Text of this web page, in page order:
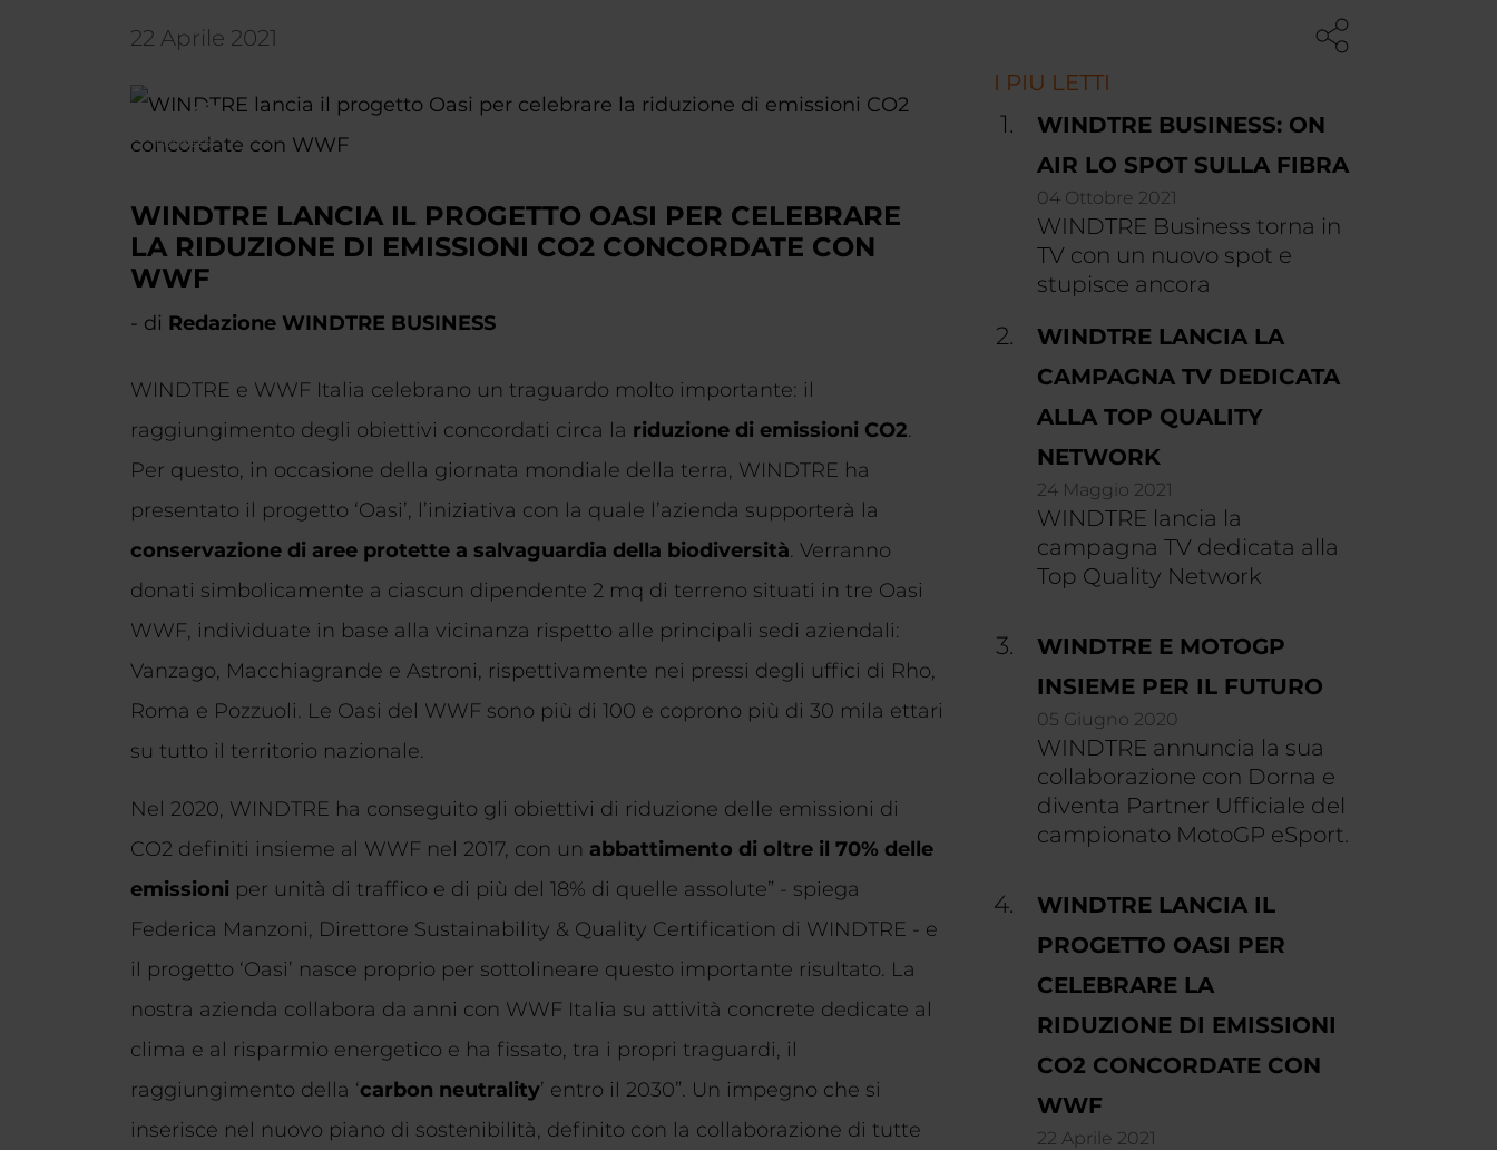
22 Aprile 2021
WINDTRE LANCIA IL PROGETTO OASI PER CELEBRARE
LA RIDUZIONE DI EMISSIONI CO2 CONCORDATE CON
WWF
- di Redazione WINDTRE BUSINESS
WINDTRE e WWF Italia celebrano un traguardo molto importante: il
raggiungimento degli obiettivi concordati circa la riduzione di emissioni CO2.
Per questo, in occasione della giornata mondiale della terra, WINDTRE ha
presentato il progetto ‘Oasi’, l’iniziativa con la quale l’azienda supporterà la
conservazione di aree protette a salvaguardia della biodiversità. Verranno
donati simbolicamente a ciascun dipendente 2 mq di terreno situati in tre Oasi
WWF, individuate in base alla vicinanza rispetto alle principali sedi aziendali:
Vanzago, Macchiagrande e Astroni, rispettivamente nei pressi degli uffici di Rho,
Roma e Pozzuoli. Le Oasi del WWF sono più di 100 e coprono più di 30 mila ettari
su tutto il territorio nazionale.
Nel 2020, WINDTRE ha conseguito gli obiettivi di riduzione delle emissioni di
CO2 definiti insieme al WWF nel 2017, con un abbattimento di oltre il 70% delle
emissioni per unità di traffico e di più del 18% di quelle assolute” - spiega
Federica Manzoni, Direttore Sustainability & Quality Certification di WINDTRE - e
il progetto ‘Oasi’ nasce proprio per sottolineare questo importante risultato. La
nostra azienda collabora da anni con WWF Italia su attività concrete dedicate al
clima e al risparmio energetico e ha fissato, tra i propri traguardi, il
raggiungimento della ‘carbon neutrality’ entro il 2030”. Un impegno che si
inserisce nel nuovo piano di sostenibilità, definito con la collaborazione di tutte
I PIU LETTI
WINDTRE BUSINESS: ON
AIR LO SPOT SULLA FIBRA
04 Ottobre 2021
WINDTRE Business torna in
TV con un nuovo spot e
stupisce ancora
WINDTRE LANCIA LA
CAMPAGNA TV DEDICATA
ALLA TOP QUALITY
NETWORK
24 Maggio 2021
WINDTRE lancia la
campagna TV dedicata alla
Top Quality Network
WINDTRE E MOTOGP
INSIEME PER IL FUTURO
05 Giugno 2020
WINDTRE annuncia la sua
collaborazione con Dorna e
diventa Partner Ufficiale del
campionato MotoGP eSport.
WINDTRE LANCIA IL
PROGETTO OASI PER
CELEBRARE LA
RIDUZIONE DI EMISSIONI
CO2 CONCORDATE CON
WWF
22 Aprile 2021